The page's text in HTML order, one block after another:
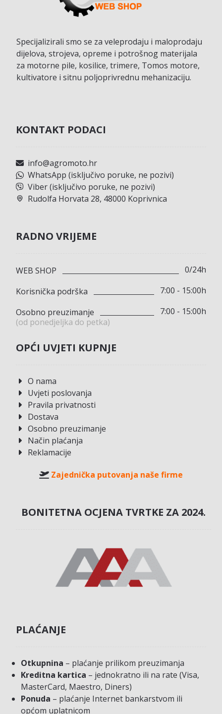
Specijalizirali smo se za veleprodaju i maloprodaju
dijelova, strojeva, opreme i potrošnog materijala
za motorne pile, kosilice, trimere, Tomos motore,
kultivatore i sitnu poljoprivrednu mehanizaciju.
KONTAKT PODACI
info@agromoto.hr
WhatsApp (isključivo poruke, ne pozivi)
Viber (isključivo poruke, ne pozivi)
Rudolfa Horvata 28, 48000 Koprivnica
RADNO VRIJEME
WEB SHOP
0/24h
Korisnička podrška
7:00 - 15:00h
Osobno preuzimanje
(od ponedjeljka do petka)
7:00 - 15:00h
OPĆI UVJETI KUPNJE
O nama
Uvjeti poslovanja
Pravila privatnosti
Dostava
Osobno preuzimanje
Način plaćanja
Reklamacije
Zajednička putovanja naše firme
BONITETNA OCJENA TVRTKE ZA 2024.
PLAĆANJE
Otkupnina – plaćanje prilikom preuzimanja
Kreditna kartica – jednokratno ili na rate (Visa,
MasterCard, Maestro, Diners)
Ponuda – plaćanje Internet bankarstvom ili
općom uplatnicom